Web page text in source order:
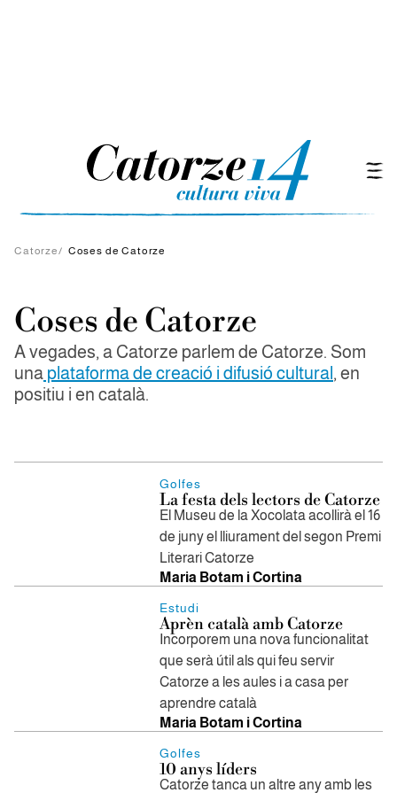
Catorze/ Coses de Catorze
Coses de Catorze
A vegades, a Catorze parlem de Catorze. Som
una plataforma de creació i difusió cultural , en
positiu i en català.
Golfes
La festa dels lectors de Catorze
El Museu de la Xocolata acollirà el 16
de juny el lliurament del segon Premi
Literari Catorze
Maria Botam i Cortina
Estudi
Aprèn català amb Catorze
Incorporem una nova funcionalitat
que serà útil als qui feu servir
Catorze a les aules i a casa per
aprendre català
Maria Botam i Cortina
Golfes
10 anys líders
Catorze tanca un altre any amb les